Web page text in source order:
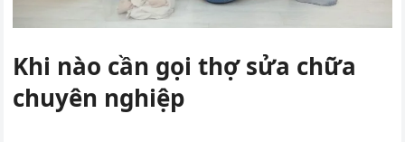
Khi nào cần gọi thợ sửa chữa
chuyên nghiệp